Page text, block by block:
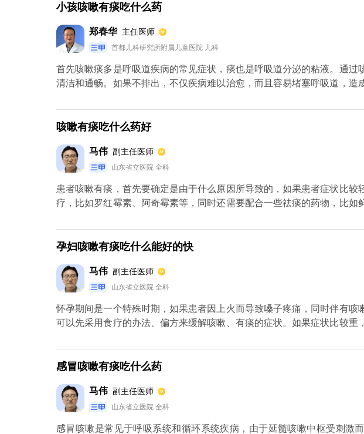
小孩咳嗽有痰吃什么药
郑春华 主任医师
首都儿科研究所附属儿童医院 儿科
首先咳嗽痰多是呼吸道疾病的常见症状，痰也是呼吸道分泌的粘液。通过
清洁和通畅。如果不排出，不仅疾病难以治愈，而且容易堵塞呼吸道，造
分，包括小儿肺热咳喘口服液、小儿西药氨溴索口服液等。
咳嗽有痰吃什么药好
马伟 副主任医师
山东省立医院 全科
患者咳嗽有痰，首先要确定是由于什么原因所导致的，如果患者症状比较
疗，比如罗红霉素、阿奇霉素等，同时还需要配合一些祛痰的药物，比如
孕妇咳嗽有痰吃什么能好的快
马伟 副主任医师
山东省立医院 全科
怀孕期间是一个特殊时期，如果患者因上火而导致嗓子疼痛，同时伴有咳
可以先采用食疗的办法、偏方来缓解咳嗽、有痰的症状。如果症状比较重
般取1个梨，把梨皮削掉，然后把梨切成小块放在锅里，加入10克冰糖，
肉带汤一起吃掉，止咳化痰的效果比较好。如果是药物，建议服用蒲地蓝
素，青霉素如果没有过敏的情况，孕妇可以服用阿莫西林进行消炎。
感冒咳嗽有痰吃什么药
马伟 副主任医师
山东省立医院 全科
感冒咳嗽是常见于呼吸系统和循环系统疾病，由于延髓咳嗽中枢受刺激